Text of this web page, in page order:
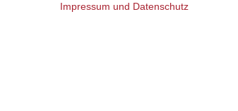
Impressum und Datenschutz